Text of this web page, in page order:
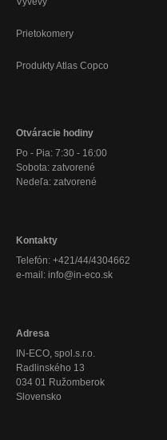
Prietokomery
Produkty Atlas Copco
Otváracie hodiny
Po - Pia: 7:30 - 16:00
Sobota: zatvorené
Nedeľa: zatvorené
Kontakty
Telefón: +421/44/4304662
e-mail: info@in-eco.sk
Adresa
IN-ECO, spol.s.r.o.
Radlinského 13
034 01 Ružomberok
Slovensko